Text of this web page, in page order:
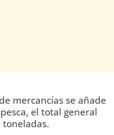
mercancías se añade
el total general